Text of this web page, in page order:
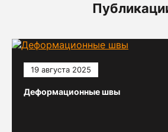
19 августа 2025
Деформационные швы